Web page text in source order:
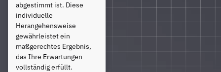
abgestimmt ist. Diese
individuelle
Herangehensweise
gewährleistet ein
maßgerechtes Ergebnis,
das Ihre Erwartungen
vollständig erfüllt.